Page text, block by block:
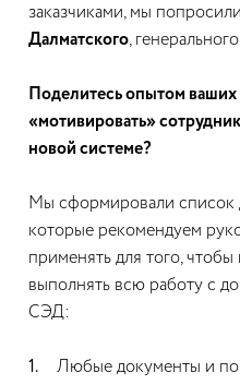
заказчиками, мы
Далматского,
Поделитесь опытом ваших
«мотивировать»
новой системе?
Мы сформировали список
которые рекомендуем
применять для того,
выполнять всю работу с
СЭД:
Любые документы и